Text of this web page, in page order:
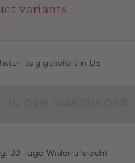
variants
tag geliefert in DE
30 Tage Widerrufsrecht